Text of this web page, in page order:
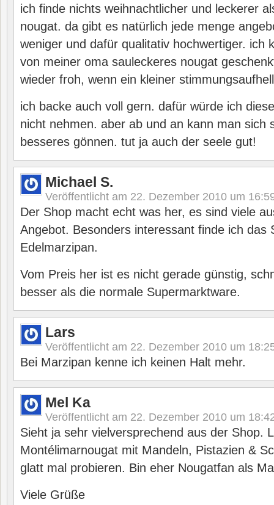
ich finde nichts weihnachtlicher und leckerer
nougat. da gibt es natürlich jede menge
weniger und dafür qualitativ hochwertiger. ich
von meiner oma sauleckeres nougat
wieder froh, wenn ein kleiner
ich backe auch voll gern. dafür würde ich
nicht nehmen. aber ab und an kann man sich
besseres gönnen. tut ja auch der seele gut!
Michael S.
Veröffentlicht am 22. Dezember 2010 um
Der Shop macht echt was her, es sind viele
Angebot. Besonders interessant finde ich das
Edelmarzipan.
Vom Preis her ist es nicht gerade günstig,
besser als die normale Supermarktware.
Lars
Veröffentlicht am 22. Dezember 2010 um
Bei Marzipan kenne ich keinen Halt mehr.
Mel Ka
Veröffentlicht am 22. Dezember 2010 um
Sieht ja sehr vielversprechend aus der Shop.
Montélimarnougat mit Mandeln, Pistazien &
glatt mal probieren. Bin eher Nougatfan als
Viele Grüße